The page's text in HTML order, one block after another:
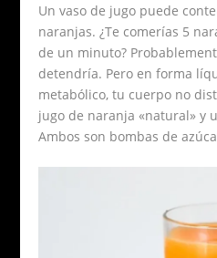
Un vaso de jugo puede
naranjas. ¿Te comerías 5
de un minuto?
detendría. Pero en forma
metabólico, tu cuerpo no
jugo de naranja «natural» y
Ambos son bombas de